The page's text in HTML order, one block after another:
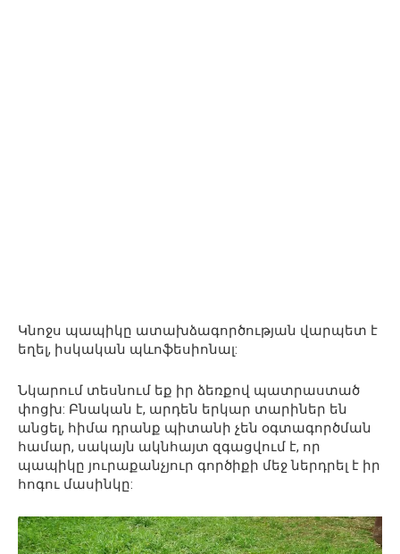
Կնոջս պապիկը ատախձագործության վարպետ է
եղել, իսկական պևոֆեսիոնալ:
Նկարում տեսնում եք իր ձեռքով պատրաստած
փոցխ: Բնական է, արդեն երկար տարիներ են
անցել, հիմա դրանք պիտանի չեն օգտագործման
համար, սակայն ակնհայտ զգացվում է, որ
պապիկը յուրաքանչյուր գործիքի մեջ ներդրել է իր
հոգու մասինկը: